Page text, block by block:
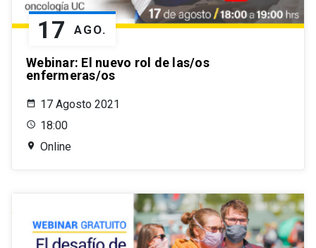
17 AGO.
Webinar: El nuevo rol de las/os
enfermeras/os
17 Agosto 2021
18:00
Online